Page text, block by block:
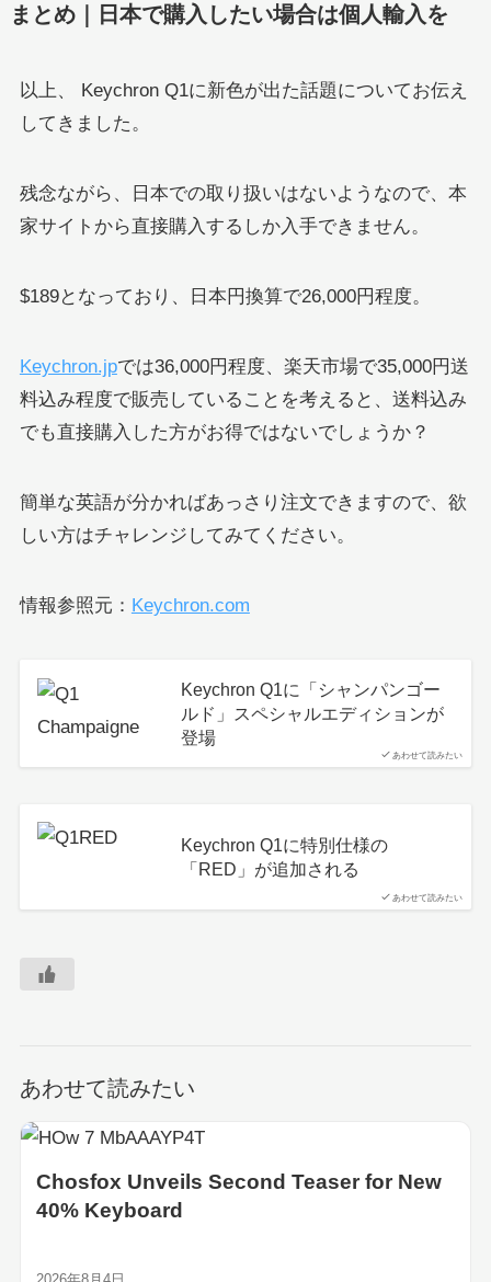
まとめ｜日本で購入したい場合は個人輸入を
以上、 Keychron Q1に新色が出た話題についてお伝え
してきました。
残念ながら、日本での取り扱いはないようなので、本
家サイトから直接購入するしか入手できません。
$189となっており、日本円換算で26,000円程度。
Keychron.jpでは36,000円程度、楽天市場で35,000円送
料込み程度で販売していることを考えると、送料込み
でも直接購入した方がお得ではないでしょうか？
簡単な英語が分かればあっさり注文できますので、欲
しい方はチャレンジしてみてください。
情報参照元： Keychron.com
あわせて読みたい
Keychron Q1に「シャンパンゴー
ルド」スペシャルエディションが
登場
あわせて読みたい
Keychron Q1に特別仕様の
「RED」が追加される
あわせて読みたい
Chosfox Unveils Second Teaser for New
40% Keyboard